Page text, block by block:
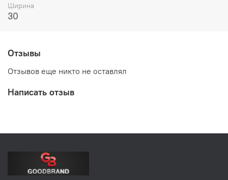
Ширина
30
Отзывы
Отзывов еще никто не оставлял
Написать отзыв